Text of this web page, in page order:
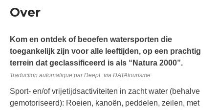
Over
Kom en ontdek of beoefen watersporten die
toegankelijk zijn voor alle leeftijden, op een prachtig
terrein dat geclassificeerd is als “Natura 2000”.
Traduction automatique par DeepL via DATAtourisme
Sport- en/of vrijetijdsactiviteiten in zacht water (behalve
gemotoriseerd): Roeien, kanoën, peddelen, zeilen, met